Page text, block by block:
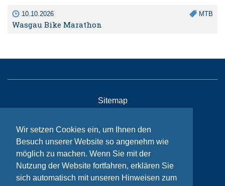
Wir setzen Cookies ein, um Ihnen den
Besuch unserer Website so angenehm wie
möglich zu machen. Wenn Sie mit der
Nutzung der Website fortfahren, erklären Sie
sich automatisch mit unseren Hinweisen zum
10.10.2026 MTB
Wasgau Bike Marathon
Sitemap
Impressum
Datenschutzhinweise